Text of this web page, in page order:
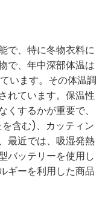
で、特に冬物衣料に
で、年中深部体温は
ます。その体温調
れています。保温性
するかが重要で、
含む)、カッティン
最近では、吸湿発熱
バッテリーを使用し
ギーを利用した商品